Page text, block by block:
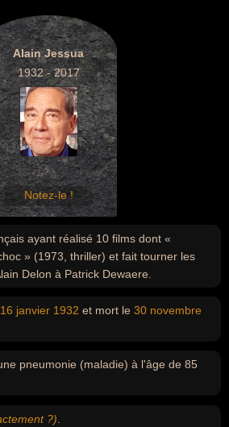
Alain Jessua
1932 - 2017
Notez-le !
ayant réalisé 10 films dont «
» (1973, thriller) et fait tourner les
Delon à Patrick Dewaere.
16 janvier 1932 et mort le 30 novembre
pneumonie (maladie) à l'âge de 85
?)